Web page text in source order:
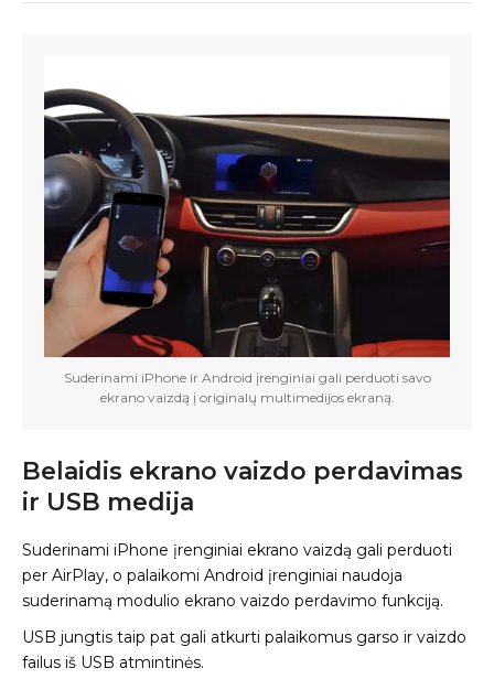
Suderinami iPhone ir Android įrenginiai gali perduoti savo
ekrano vaizdą į originalų multimedijos ekraną.
Belaidis ekrano vaizdo perdavimas
ir USB medija
Suderinami iPhone įrenginiai ekrano vaizdą gali perduoti
per AirPlay, o palaikomi Android įrenginiai naudoja
suderinamą modulio ekrano vaizdo perdavimo funkciją.
USB jungtis taip pat gali atkurti palaikomus garso ir vaizdo
failus iš USB atmintinės.